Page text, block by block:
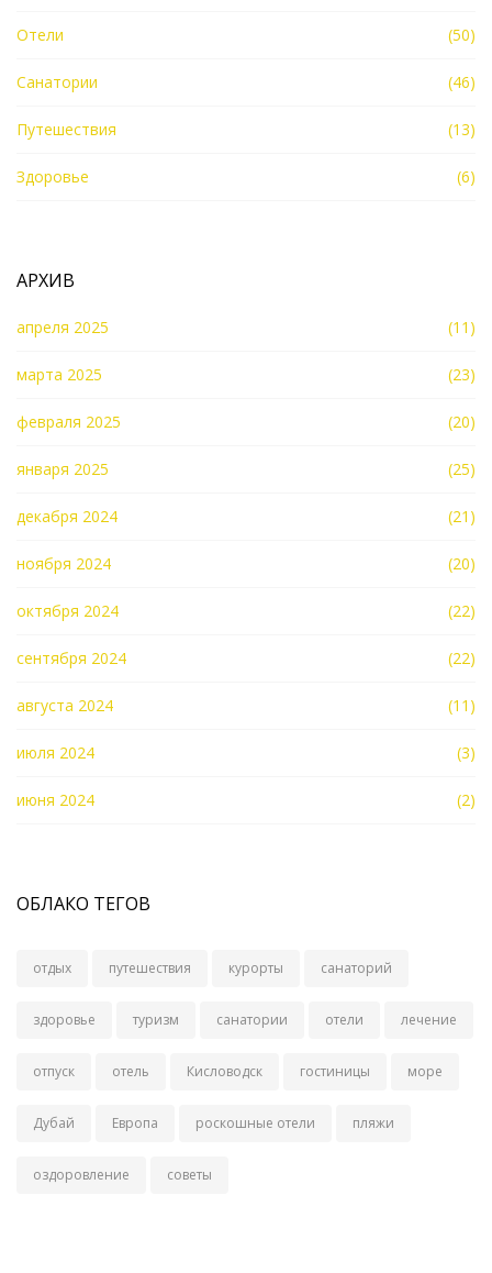
Отели (50)
Санатории (46)
Путешествия (13)
Здоровье (6)
АРХИВ
апреля 2025 (11)
марта 2025 (23)
февраля 2025 (20)
января 2025 (25)
декабря 2024 (21)
ноября 2024 (20)
октября 2024 (22)
сентября 2024 (22)
августа 2024 (11)
июля 2024 (3)
июня 2024 (2)
ОБЛАКО ТЕГОВ
отдых путешествия курорты санаторий
здоровье туризм санатории отели лечение
отпуск отель Кисловодск гостиницы море
Дубай Европа роскошные отели пляжи
оздоровление советы